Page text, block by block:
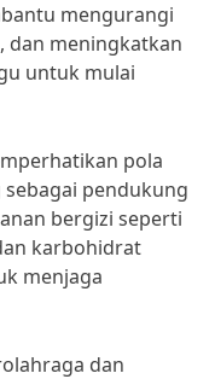
mengurangi
dan meningkatkan
untuk mulai
pola
pendukung
bergizi seperti
karbohidrat
menjaga
dan